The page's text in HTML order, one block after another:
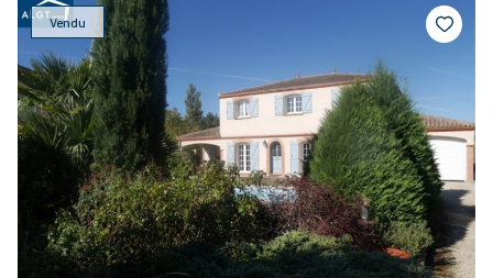
Vendu